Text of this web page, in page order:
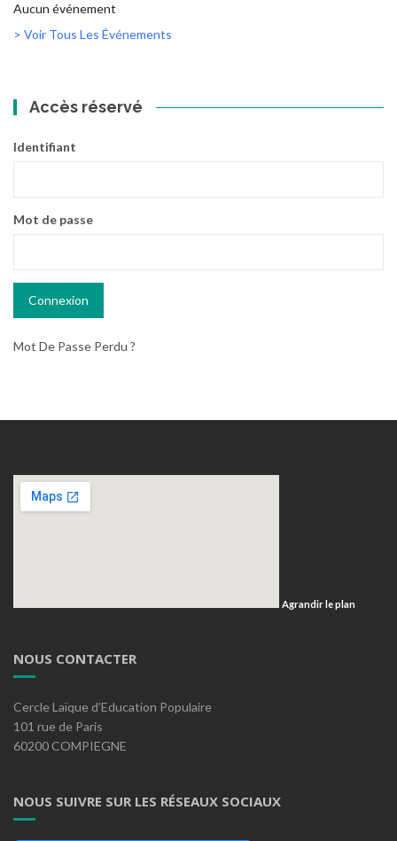
Aucun événement
> Voir Tous Les Événements
Accès réservé
Identifiant
Mot de passe
Mot De Passe Perdu ?
Agrandir le plan
NOUS CONTACTER
Cercle Laïque d’Education Populaire
101 rue de Paris
60200 COMPIEGNE
NOUS SUIVRE SUR LES RÉSEAUX SOCIAUX